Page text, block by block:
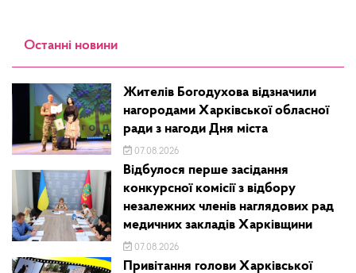
Останні новини
Жителів Богодухова відзначили
нагородами Харківської обласної
ради з нагоди Дня міста
07.08.2026
Відбулося перше засідання
конкурсної комісії з відбору
незалежних членів наглядових рад
медичних закладів Харківщини
07.08.2026
Привітання голови Харківської